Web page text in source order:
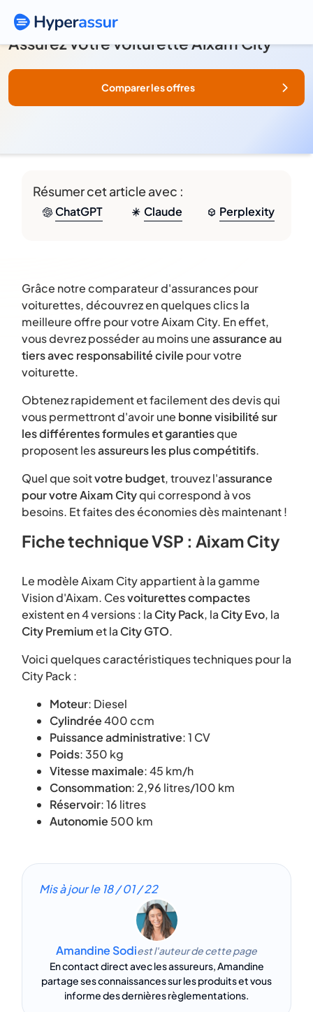
Assurez votre voiturette Aixam City
Comparer les offres
Résumer cet article avec :
ChatGPT Claude Perplexity
Grâce notre comparateur d'assurances pour
voiturettes, découvrez en quelques clics la
meilleure offre pour votre Aixam City. En effet,
vous devrez posséder au moins uneassurance au
tiers avec responsabilité civile pour votre
voiturette.
Obtenez rapidement et facilement des devis qui
vous permettront d'avoir une bonne visibilité sur
les différentes formules et garantiesque
proposent lesassureurs les plus compétitifs.
Quel que soitvotre budget, trouvez l'assurance
pour votre Aixam Cityqui correspond à vos
besoins. Et faites des économies dès maintenant !
Fiche technique VSP : Aixam City
Le modèle Aixam City appartient à la gamme
Vision d'Aixam. Cesvoiturettes compactes
existent en 4 versions : la City Pack, la City Evo, la
City Premiumet la City GTO.
Voici quelques caractéristiques techniques pour la
City Pack :
Moteur: Diesel
Cylindrée400 ccm
Puissance administrative: 1 CV
Poids: 350 kg
Vitesse maximale: 45 km/h
Consommation: 2,96 litres/100 km
Réservoir: 16 litres
Autonomie 500 km
Mis à jour le 18 / 01 / 22
Amandine Sodiest l'auteur de cette page
En contact direct avec les assureurs, Amandine
partage ses connaissances sur les produits et vous
informe des dernières règlementations.